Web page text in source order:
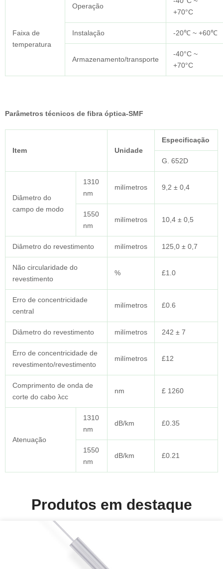
Faixa de
temperatura
Operação
+70°C
Instalação -20℃ ~ +60℃
Armazenamento/transporte
-40°C ~
+70°C
Parâmetros técnicos de fibra óptica-SMF
Item Unidade
Especificação
G. 652D
Diâmetro do
campo de modo
1310
nm
milímetros 9,2 ± 0,4
1550
nm
milímetros 10,4 ± 0,5
Diâmetro do revestimento milímetros 125,0 ± 0,7
Não circularidade do
revestimento
% £1.0
Erro de concentricidade
central
milímetros £0.6
Diâmetro do revestimento milímetros 242 ± 7
Erro de concentricidade de
revestimento/revestimento
milímetros £12
Comprimento de onda de
corte do cabo λcc
nm £ 1260
Atenuação
1310
nm
dB/km £0.35
1550
nm
dB/km £0.21
Produtos em destaque